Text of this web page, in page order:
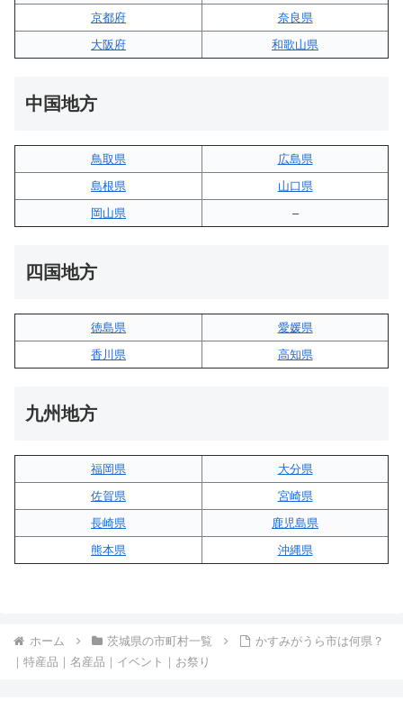
京都府
奈良県
大阪府
和歌山県
中国地方
鳥取県
広島県
島根県
山口県
岡山県
–
四国地方
徳島県
愛媛県
香川県
高知県
九州地方
福岡県
大分県
佐賀県
宮崎県
長崎県
鹿児島県
熊本県
沖縄県
ホーム 茨城県の市町村一覧
かすみがうら市は何県？
｜特産品｜名産品｜イベント｜お祭り